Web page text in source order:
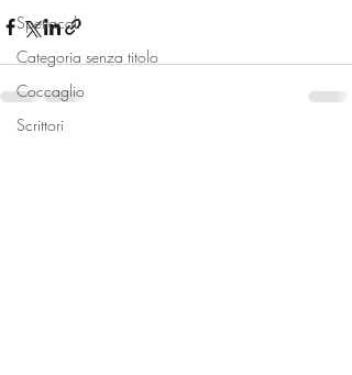
Spettacoli
Categoria senza titolo
Coccaglio
Scrittori